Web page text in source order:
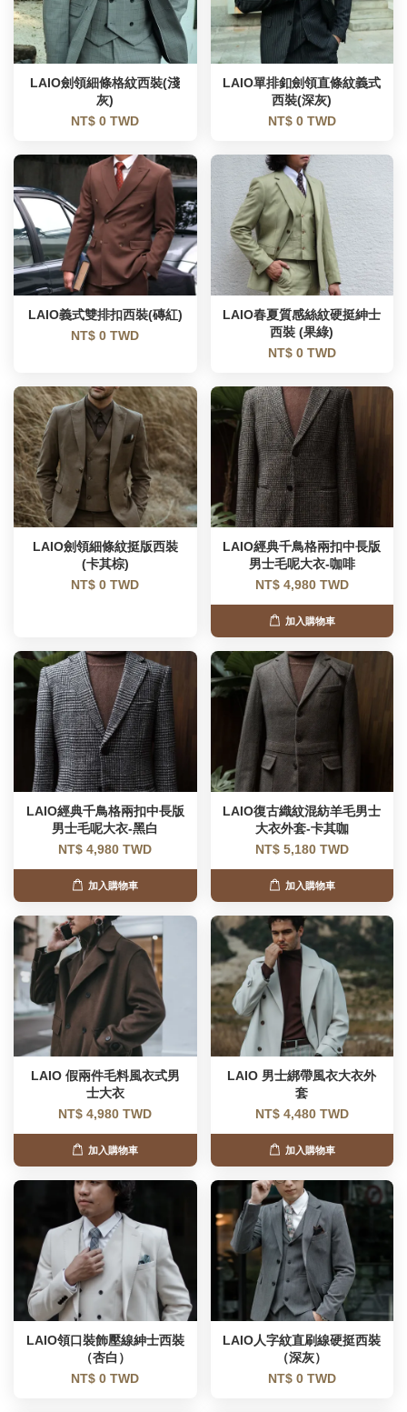
LAIO劍領細條格紋西裝(淺
灰)
NT$ 0 TWD
LAIO單排釦劍領直條紋義式
西裝(深灰)
NT$ 0 TWD
LAIO義式雙排扣西裝(磚紅)
NT$ 0 TWD
LAIO春夏質感絲紋硬挺紳士
西裝 (果綠)
NT$ 0 TWD
LAIO劍領細條紋挺版西裝
(卡其棕)
NT$ 0 TWD
LAIO經典千鳥格兩扣中長版
男士毛呢大衣-咖啡
NT$ 4,980 TWD
加入購物車
LAIO經典千鳥格兩扣中長版
男士毛呢大衣-黑白
NT$ 4,980 TWD
加入購物車
LAIO復古織紋混紡羊毛男士
大衣外套-卡其咖
NT$ 5,180 TWD
加入購物車
LAIO 假兩件毛料風衣式男
士大衣
NT$ 4,980 TWD
加入購物車
LAIO 男士綁帶風衣大衣外
套
NT$ 4,480 TWD
加入購物車
LAIO領口裝飾壓線紳士西裝
（杏白）
NT$ 0 TWD
LAIO人字紋直刷線硬挺西裝
（深灰）
NT$ 0 TWD